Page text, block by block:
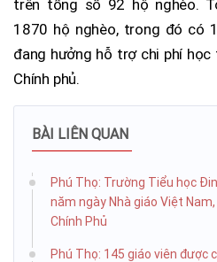
trên tổng số 92 hộ nghèo.
1870 hộ nghèo, trong đó có
đang hưởng hỗ trợ chi phí
Chính phủ.
BÀI LIÊN QUAN
Phú Thọ: Trường Tiểu học
năm ngày Nhà giáo Việt
Chính Phủ
Phú Thọ: 145 giáo viên được